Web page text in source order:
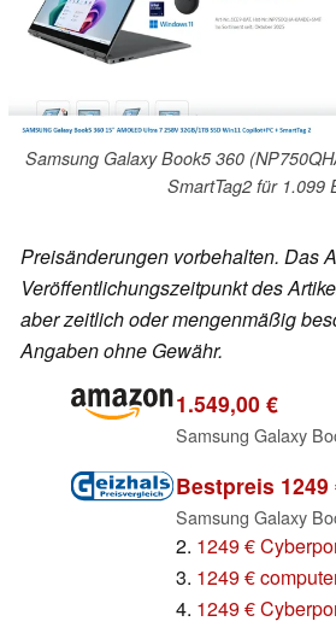
Samsung Galaxy Book5 360
SmartTag2 für 1.099
Preisänderungen vorbehalten. Das
Veröffentlichungszeitpunkt des
aber zeitlich oder mengenmäßig
Angaben ohne Gewähr.
1.549,00 €
Bestpreis 1249
2. 1249 €
3. 1249 €
4. 1249 €